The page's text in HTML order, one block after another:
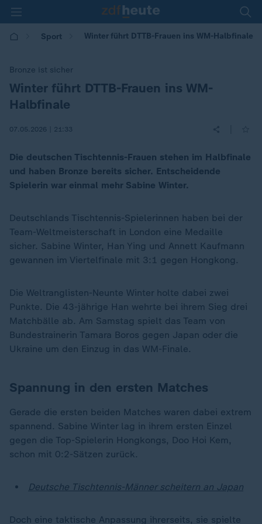
Sport Winter führt DTTB-Frauen ins WM-Halbfinale
Bronze ist sicher
:
Winter führt DTTB-Frauen ins WM-
Halbfinale
07.05.2026 | 21:33
Die deutschen Tischtennis-Frauen stehen im Halbfinale
und haben Bronze bereits sicher. Entscheidende
Spielerin war einmal mehr Sabine Winter.
Deutschlands Tischtennis-Spielerinnen haben bei der
Team-Weltmeisterschaft in London eine Medaille
sicher. Sabine Winter, Han Ying und Annett Kaufmann
gewannen im Viertelfinale mit 3:1 gegen Hongkong.
Die Weltranglisten-Neunte Winter holte dabei zwei
Punkte. Die 43-jährige Han wehrte bei ihrem Sieg drei
Matchbälle ab. Am Samstag spielt das Team von
Bundestrainerin Tamara Boros gegen Japan oder die
Ukraine um den Einzug in das WM-Finale.
Spannung in den ersten Matches
Gerade die ersten beiden Matches waren dabei extrem
spannend. Sabine Winter lag in ihrem ersten Einzel
gegen die Top-Spielerin Hongkongs, Doo Hoi Kem,
schon mit 0:2-Sätzen zurück.
Deutsche Tischtennis-Männer scheitern an Japan
Doch eine taktische Anpassung ihrerseits, sie spielte